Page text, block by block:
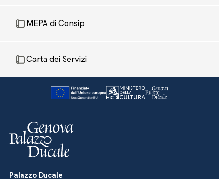
MEPA di Consip
Carta dei Servizi
Palazzo Ducale